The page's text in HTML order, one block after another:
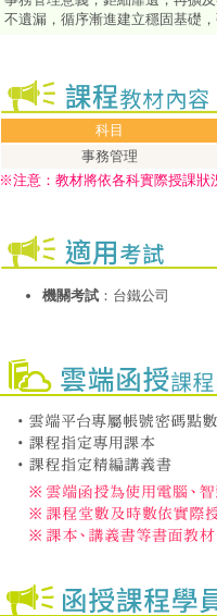
不遺漏，循序漸進建立穩固基礎
科目
事務管理
※注意： 教材將依各科實際授課狀
機關考試 ：台鐵公司